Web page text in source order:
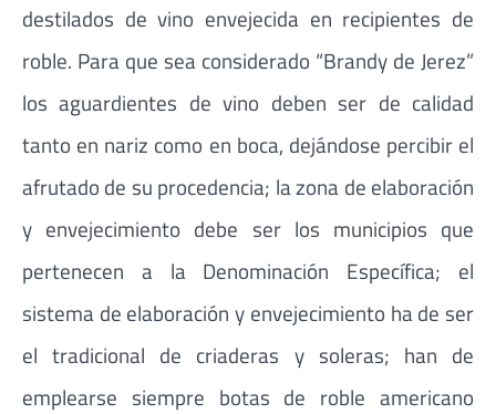
destilados de vino envejecida en recipientes de
roble. Para que sea considerado “Brandy de Jerez”
los aguardientes de vino deben ser de calidad
tanto en nariz como en boca, dejándose percibir el
afrutado de su procedencia; la zona de elaboración
y envejecimiento debe ser los municipios que
pertenecen a la Denominación Específica; el
sistema de elaboración y envejecimiento ha de ser
el tradicional de criaderas y soleras; han de
emplearse siempre botas de roble americano